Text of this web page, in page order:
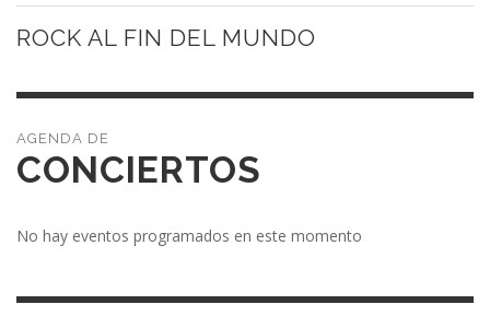
ROCK AL FIN DEL MUNDO
CONCIERTOS
No hay eventos programados en este momento